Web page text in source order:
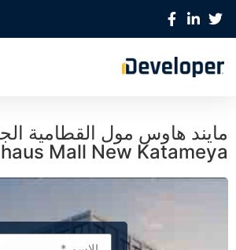
مايند هاوس مول القطامية
Mall New Katameya